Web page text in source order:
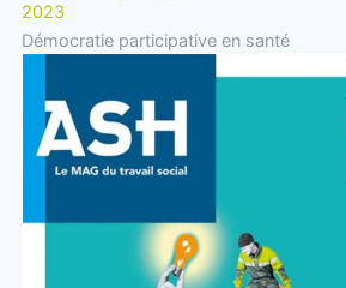
2023
Démocratie participative en santé